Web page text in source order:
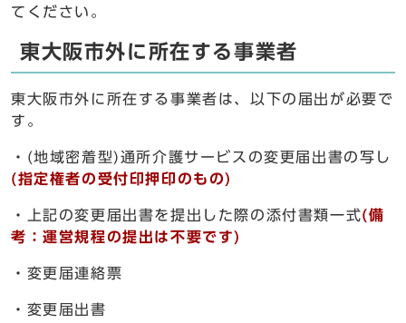
てください。
東大阪市外に所在する事業者
東大阪市外に所在する事業者は、以下の届出が必要で
す。
・(地域密着型)通所介護サービスの変更届出書の写し
(指定権者の受付印押印のもの)
・上記の変更届出書を提出した際の添付書類一式(備
考：運営規程の提出は不要です)
・変更届連絡票
・変更届出書